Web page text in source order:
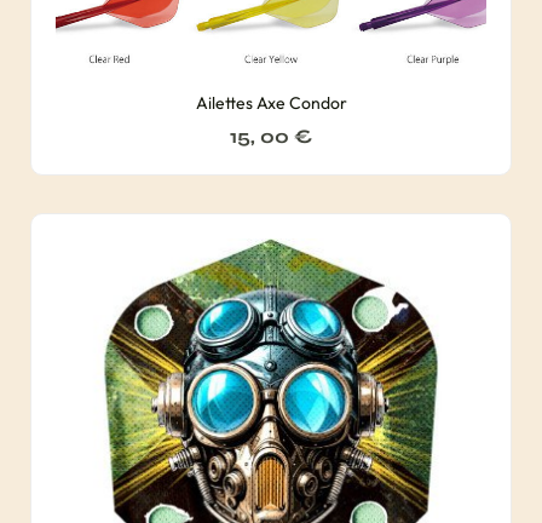
Ailettes Axe Condor
15, 00 €